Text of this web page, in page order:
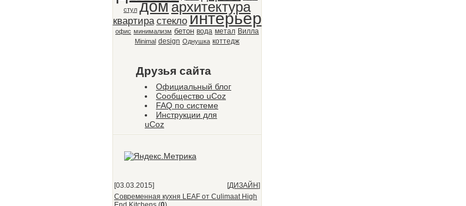
стул домархитектура
квартира стекло интерьер
офис минимализм бетон вода метал Вилла
Minimal design Однушка коттедж
Друзья сайта
Официальный блог
Сообщество uCoz
FAQ по системе
Инструкции для
uCoz
[03.03.2015] [ДИЗАЙН]
Современная кухня LEAF от Culimaat High